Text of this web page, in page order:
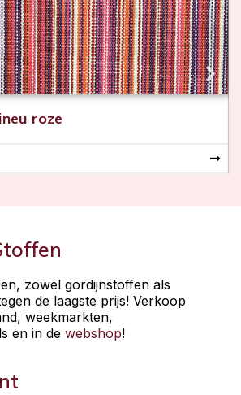
roze
zowel gordijnstoffen als
de laagste prijs! Verkoop
weekmarkten,
en in de webshop!